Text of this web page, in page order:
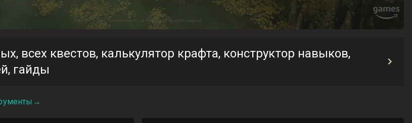
всех квестов, калькулятор крафта, конструктор навыков,
гайды
→